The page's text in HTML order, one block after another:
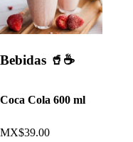
Bebidas 🥤☕
Coca Cola 600 ml
MX$39.00